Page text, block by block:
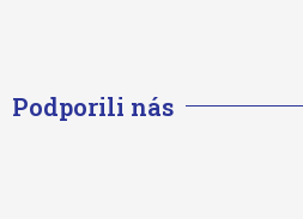
Podporili nás